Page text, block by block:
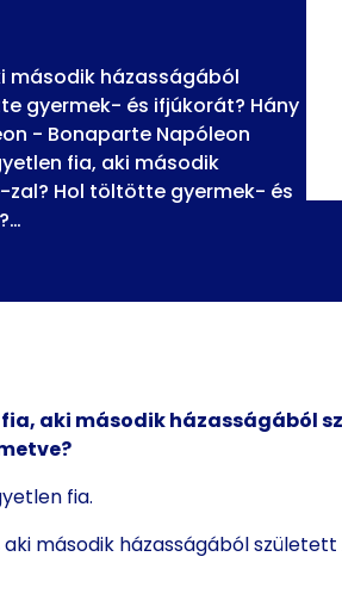
második házasságából
gyermek- és ifjúkorát? Hány
- Bonaparte Napóleon
fia, aki második
Hol töltötte gyermek- és
aki második házasságából
fia.
második házasságából